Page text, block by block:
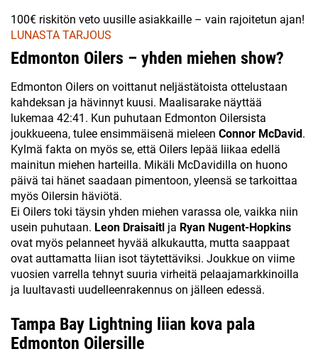
100€ riskitön veto uusille asiakkaille – vain rajoitetun ajan!
LUNASTA TARJOUS
Edmonton Oilers – yhden miehen show?
Edmonton Oilers on voittanut neljästätoista ottelustaan
kahdeksan ja hävinnyt kuusi. Maalisarake näyttää
lukemaa 42:41. Kun puhutaan Edmonton Oilersista
joukkueena, tulee ensimmäisenä mieleen Connor McDavid.
Kylmä fakta on myös se, että Oilers lepää liikaa edellä
mainitun miehen harteilla. Mikäli McDavidilla on huono
päivä tai hänet saadaan pimentoon, yleensä se tarkoittaa
myös Oilersin häviötä.
Ei Oilers toki täysin yhden miehen varassa ole, vaikka niin
usein puhutaan. Leon Draisaitl ja Ryan Nugent-Hopkins
ovat myös pelanneet hyvää alkukautta, mutta saappaat
ovat auttamatta liian isot täytettäviksi. Joukkue on viime
vuosien varrella tehnyt suuria virheitä pelaajamarkkinoilla
ja luultavasti uudelleenrakennus on jälleen edessä.
Tampa Bay Lightning liian kova pala
Edmonton Oilersille